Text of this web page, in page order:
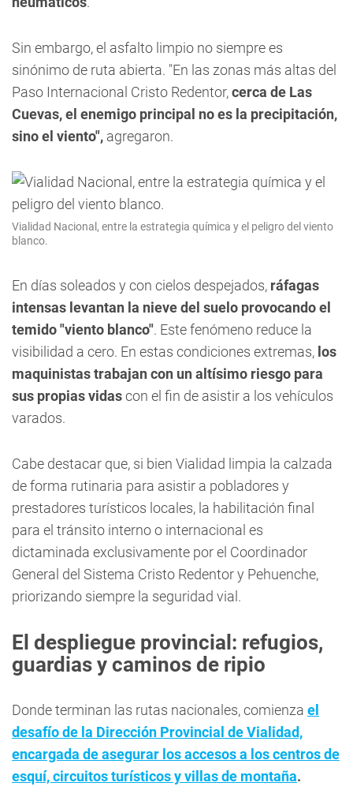
Sin embargo, el asfalto limpio no siempre es
sinónimo de ruta abierta. "En las zonas más altas del
Paso Internacional Cristo Redentor,cerca de Las
Cuevas, el enemigo principal no es la precipitación,
sino el viento", agregaron.
Vialidad Nacional, entre la estrategia química y el peligro del viento
blanco.
En días soleados y con cielos despejados, ráfagas
intensas levantan la nieve del suelo provocando el
temido "viento blanco". Este fenómeno reduce la
visibilidad a cero. En estas condiciones extremas, los
maquinistas trabajan con un altísimo riesgo para
sus propias vidascon el fin de asistir a los vehículos
varados.
Cabe destacar que, si bien Vialidad limpia la calzada
de forma rutinaria para asistir a pobladores y
prestadores turísticos locales, la habilitación final
para el tránsito interno o internacional es
dictaminada exclusivamente por el Coordinador
General del Sistema Cristo Redentor y Pehuenche,
priorizando siempre la seguridad vial.
El despliegue provincial: refugios,
guardias y caminos de ripio
Donde terminan las rutas nacionales, comienza el
desafío de la Dirección Provincial de Vialidad,
encargada de asegurar los accesos a los centros de
esquí, circuitos turísticos y villas de montaña.